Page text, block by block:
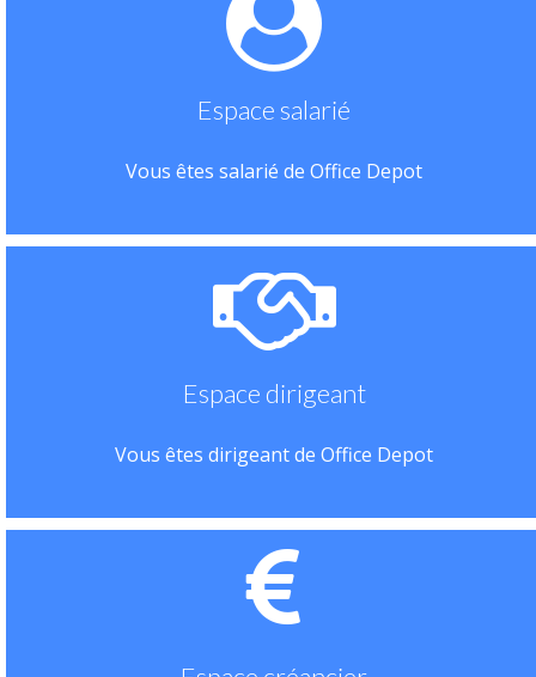
Espace salarié
Vous êtes salarié de Office Depot
Espace dirigeant
Vous êtes dirigeant de Office Depot